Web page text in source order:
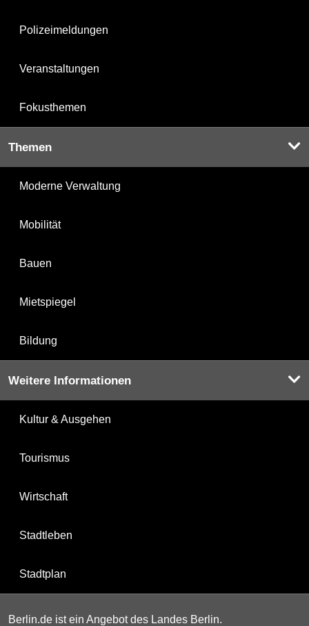
Polizeimeldungen
Veranstaltungen
Fokusthemen
Themen
Moderne Verwaltung
Mobilität
Bauen
Mietspiegel
Bildung
Weitere Informationen
Kultur & Ausgehen
Tourismus
Wirtschaft
Stadtleben
Stadtplan
Berlin.de ist ein Angebot des Landes Berlin.